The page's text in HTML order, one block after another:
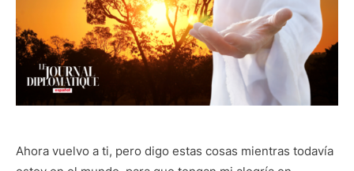
Ahora vuelvo a ti, pero digo estas cosas mientras todavía